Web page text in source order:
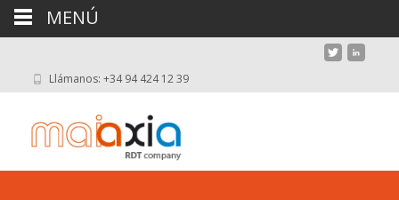
Llámanos: +34 94 424 12 39
MENÚ